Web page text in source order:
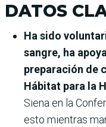
DATOS
Ha sido
sangre, ha
preparación de
Hábitat para la
Siena en la
esto mientras